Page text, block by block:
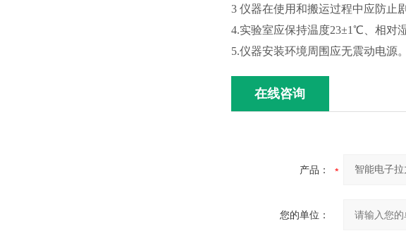
3 仪器在使用和搬运过程中应防止
4.实验室应保持温度23±1℃、相对
5.仪器安装环境周围应无震动电源。
在线咨询
产品：
您的单位：